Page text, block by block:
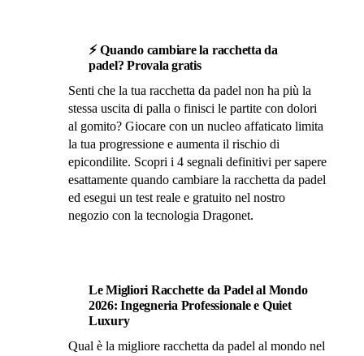
⚡ Quando cambiare la racchetta da
padel? Provala gratis
Senti che la tua racchetta da padel non ha più la
stessa uscita di palla o finisci le partite con dolori
al gomito? Giocare con un nucleo affaticato limita
la tua progressione e aumenta il rischio di
epicondilite. Scopri i 4 segnali definitivi per sapere
esattamente quando cambiare la racchetta da padel
ed esegui un test reale e gratuito nel nostro
negozio con la tecnologia Dragonet.
Le Migliori Racchette da Padel al Mondo
2026: Ingegneria Professionale e Quiet
Luxury
Qual è la migliore racchetta da padel al mondo nel